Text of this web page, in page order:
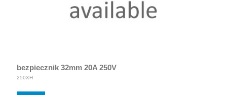
bezpiecznik 32mm 20A 250V
250XH